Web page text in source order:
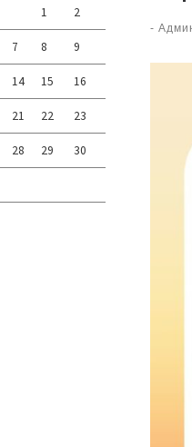
-
1 2
7 8 9
14 15 16
21 22 23
28 29 30